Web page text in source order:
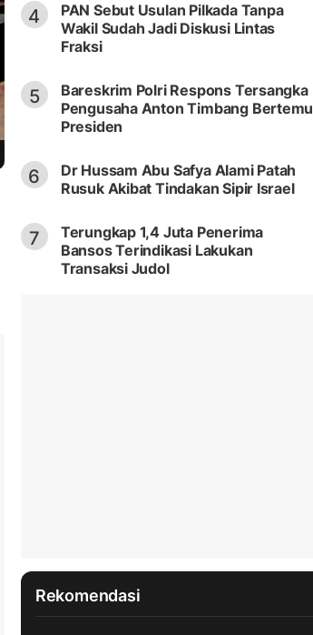
4
PAN Sebut Usulan Pilkada Tanpa
Wakil Sudah Jadi Diskusi Lintas
Fraksi
5
Bareskrim Polri Respons Tersangka
Pengusaha Anton Timbang Bertemu
Presiden
6
Dr Hussam Abu Safya Alami Patah
Rusuk Akibat Tindakan Sipir Israel
7
Terungkap 1,4 Juta Penerima
Bansos Terindikasi Lakukan
Transaksi Judol
Rekomendasi